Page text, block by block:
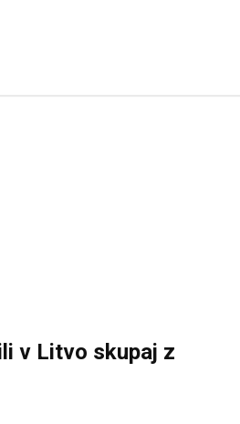
v Litvo skupaj z